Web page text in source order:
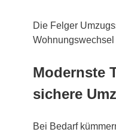
Die Felger
Modernste
sichere
Bei Bedarf